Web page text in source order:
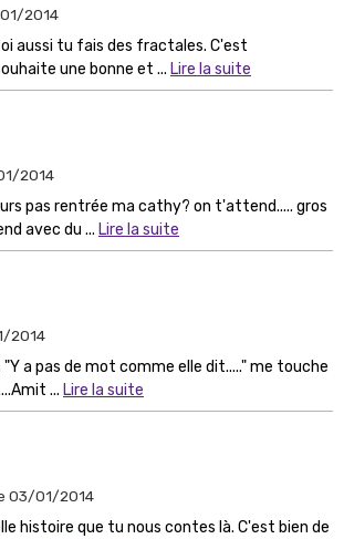
2014
aussi tu fais des fractales. C'est
une bonne et ... Lire la suite
2014
pas rentrée ma cathy? on t'attend..... gros
avec du ... Lire la suite
2014
"Y a pas de mot comme elle dit....." me touche
... Lire la suite
03/01/2014
histoire que tu nous contes là. C'est bien de